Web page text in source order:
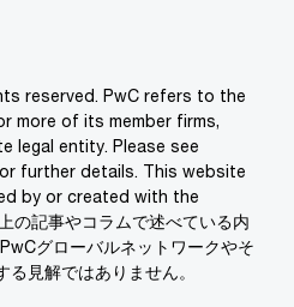
reserved. PwC refers to the
more of its member firms,
legal entity. Please see
further details. This website
by or created with the
の記事やコラムで述べている内
グローバルネットワークやそ
見解ではありません。